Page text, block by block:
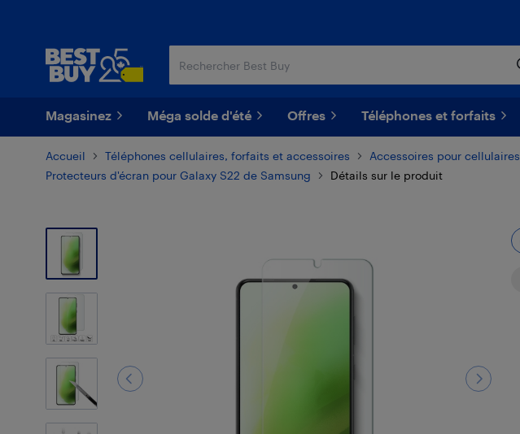
Magasinez Méga solde d'été Offres Téléphones et forfaits
Accueil Téléphones cellulaires, forfaits et accessoires Accessoires pour cellulaires
Protecteurs d'écran pour Galaxy S22 de Samsung
Détails sur le produit